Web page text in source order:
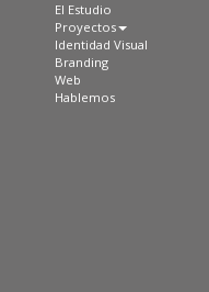
El Estudio
Proyectos
Identidad Visual
Branding
Web
Hablemos